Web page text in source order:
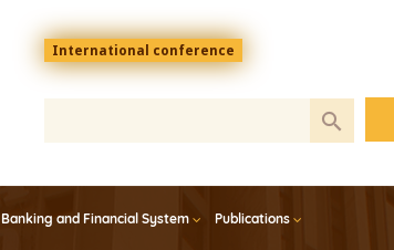
Menu
top
En
International conference
Banking and Financial System Publications